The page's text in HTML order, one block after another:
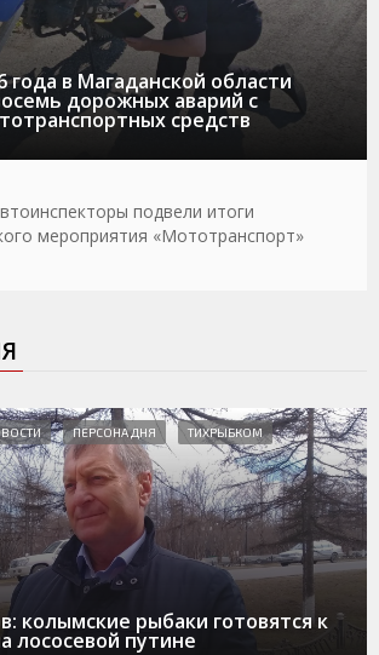
года в Магаданской области
дорожных аварий с
средств
подвели итоги
мероприятия «Мототранспорт»
колымские рыбаки готовятся к
лососевой путине
ПЕРСОНА ДНЯ ТИХРЫБКОМ